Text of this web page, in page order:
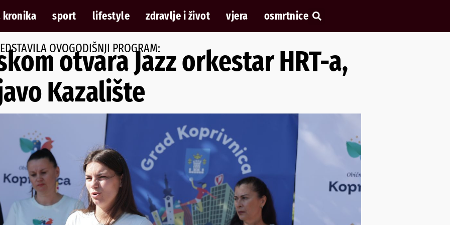
kronika sport lifestyle zdravlje i život vjera osmrtnice
OVOGODIŠNJI PROGRAM:
otvara Jazz orkestar HRT-a,
Kazalište